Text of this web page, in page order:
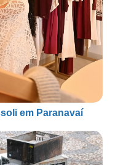
em Paranavaí